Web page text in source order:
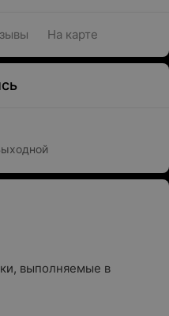
На карте
выполняемые в